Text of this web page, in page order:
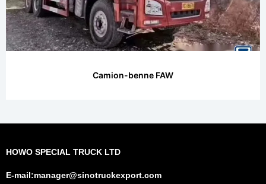
Camion-benne FAW
HOWO SPECIAL TRUCK LTD
E-mail:manager@sinotruckexport.com